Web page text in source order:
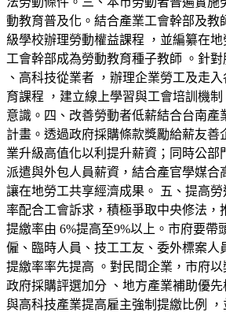
動教育普及化。結合產業工會幹部及教
級學校辦理勞動權益課程 ，並編纂在
工會幹部成為勞動教育種子教師 。針
、高科技從業者 ，辦理企業勞工及走
育課程 ，建立線上學習與工會培訓機
意識。四、改善勞動者低薪結合台南產
計畫。透過政府採購條款獎勵給薪友善
業升級高值化以利提升薪資；同時公部
派遣與外包人員薪資，結合產官學媒合
讓在地勞工共享經濟成果。 五、提高
率配合工會訴求，積極爭取中央修法，
提繳率由 6%提高至9%以上。市府要帶
僱、臨時人員、技工工友、委外標案人
提繳率率先提高 。對民間企業，市府
政府採購評選加分 、地方產業補助優
與高科技產業提高雇主強制提繳比例